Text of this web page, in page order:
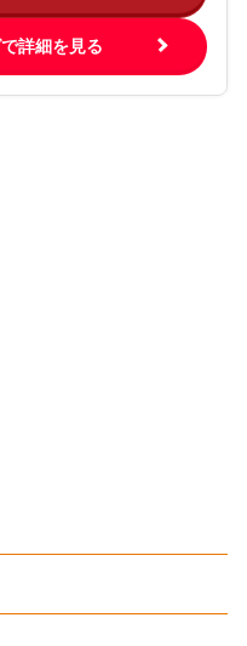
詳細を見る